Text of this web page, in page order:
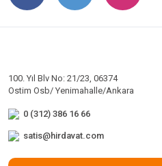
100. Yıl Blv No: 21/23, 06374
Ostim Osb/ Yenimahalle/Ankara
0 (312) 386 16 66
satis@hirdavat.com